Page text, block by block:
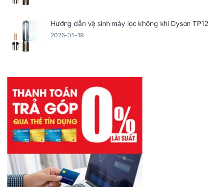
Hướng dẫn vệ sinh máy lọc không khí Dyson TP12
2026-05-19